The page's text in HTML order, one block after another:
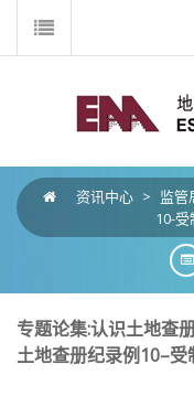
资讯中心 > 监管
10-
专题论集:认识土地查
土地查册纪录例10–